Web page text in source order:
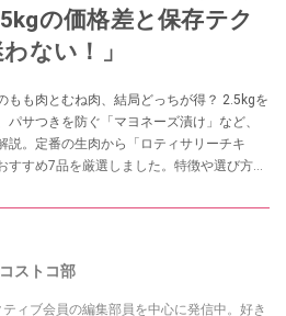
の価格差と保存テク
ない！」
もも肉とむね肉、結局どっちが得？ 2.5kgを
サつきを防ぐ「マヨネーズ漬け」など、
説。定番の生肉から「ロティサリーチキ
すすめ7品を厳選しました。特徴や選び方の
ストコ部
ィブ会員の編集部員を中心に発信中。好き